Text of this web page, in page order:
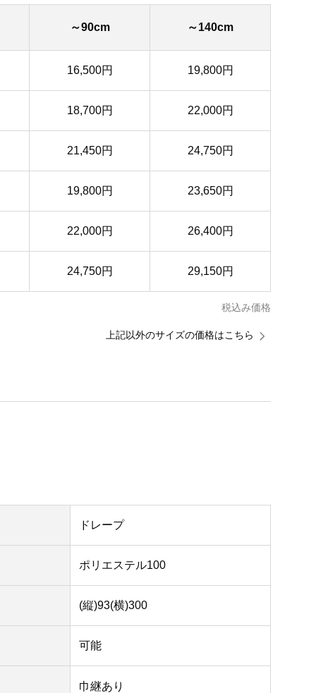
～90cm ～140cm
16,500円 19,800円
18,700円 22,000円
21,450円 24,750円
19,800円 23,650円
22,000円 26,400円
24,750円 29,150円
税込み価格
上記以外のサイズの価格はこちら
ドレープ
ポリエステル100
(縦)93(横)300
可能
巾継あり